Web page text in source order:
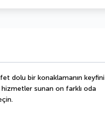
dolu bir konaklamanın keyfini
sunan on farklı oda